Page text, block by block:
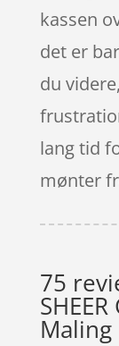
kassen
det er
du
lang tid
mønter
75
Maling